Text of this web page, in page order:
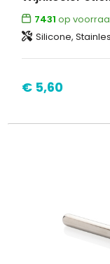
7431 op
Silicone,
€ 5,60